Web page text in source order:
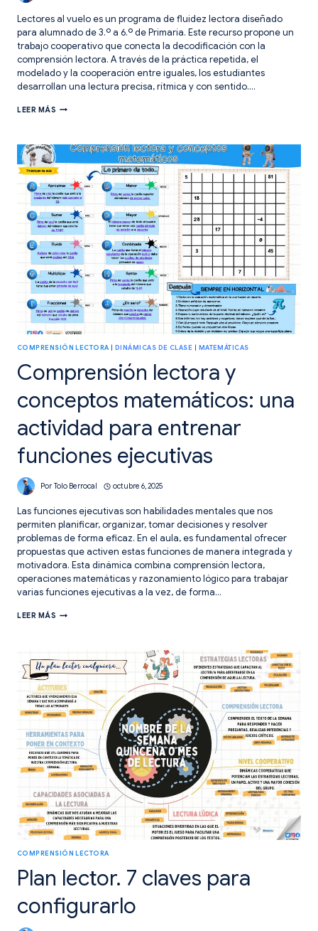
Lectores al vuelo es un programa de fluidez lectora diseñado
para alumnado de 3.º a 6.º de Primaria. Este recurso propone un
trabajo cooperativo que conecta la decodificación con la
comprensión lectora. A través de la práctica repetida, el
modelado y la cooperación entre iguales, los estudiantes
desarrollan una lectura precisa, rítmica y con sentido….
LEER MÁS LECTORES
COOPERATIVO
DE
FLUIDEZ
LECTORA
COMPRENSIÓN LECTORA |DINÁMICAS DE CLASE | MATEMÁTICAS
Comprensión lectora y
conceptos matemáticos: una
actividad para entrenar
funciones ejecutivas
Por Tolo Berrocal octubre 6, 2025
Las funciones ejecutivas son habilidades mentales que nos
permiten planificar, organizar, tomar decisiones y resolver
problemas de forma eficaz. En el aula, es fundamental ofrecer
propuestas que activen estas funciones de manera integrada y
motivadora. Esta dinámica combina comprensión lectora,
operaciones matemáticas y razonamiento lógico para trabajar
varias funciones ejecutivas a la vez, de forma…
LEER MÁS COMPRENSIÓN
UNA
ACTIVIDAD
PARA
ENTRENAR
FUNCIONES
EJECUTIVAS
COMPRENSIÓN LECTORA
Plan lector. 7 claves para
configurarlo